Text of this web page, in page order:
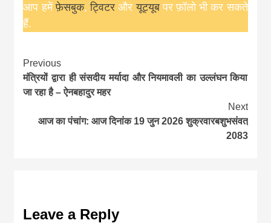
आप हमेंफ़ेसबुक,ट्विटरऔरयूट्यूबपर फ़ॉलो भी कर सकते
हैं.
Continue
Reading
Previous
मंत्रियों द्वारा ही संसदीय मर्यादा और नियमावली का उल्लंघन किया
जा रहा है – ऐनबहादुर महर
Next
आज का पंचांग: आज दिनांक 19 जुन 2026 शुक्रवारबशुभसंवत्
2083
Leave a Reply